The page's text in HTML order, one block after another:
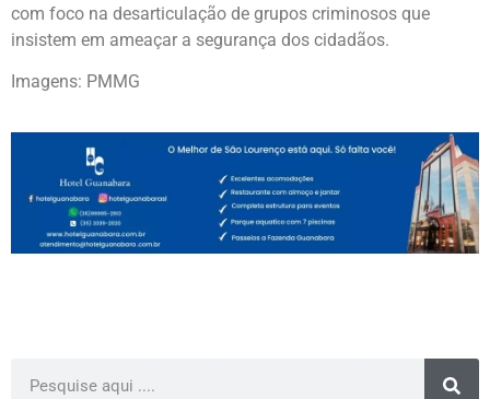
com foco na desarticulação de grupos criminosos que
insistem em ameaçar a segurança dos cidadãos.
Imagens: PMMG